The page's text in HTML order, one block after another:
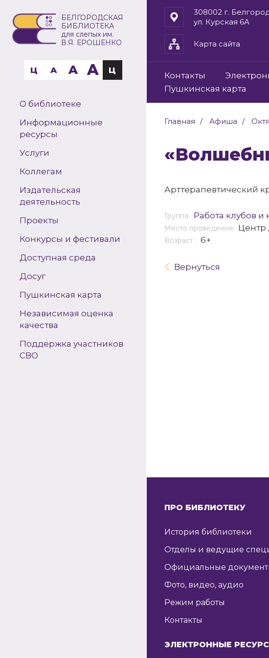
БЕЛГОРОДСКАЯ
БИБЛИОТЕКА
для слепых им.
В.Я. ЕРОШЕНКО
Ц A A A Ц
О библиотеке
Информационные
ресурсы
Услуги
Коллегам
Издательская
деятельность
Проекты
Конкурсы и фестивали
Доступная среда
Досуг
Пушкинская карта
Независимая оценка
качества
Поддержка участников
СВО
308002 г.
ул. Курская 6А
Карта сайта
Контакты
Пушкинская карта
Главная Афиша
Арттерапевтический
Группа: Работа клубов и
Место проведения: Центр
Возраст : 6+
Вернуться
ПРО БИБЛИОТЕКУ
История библиотеки
Отделы и ведущие
Официальные
Фото, видео, аудио
Режим работы
Контакты
ЭЛЕКТРОННЫЕ